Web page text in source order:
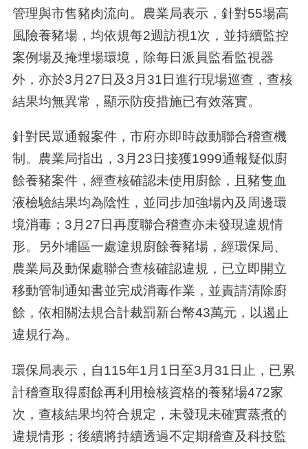
管理與市售豬肉流向。農業局表示，針對55場高
風險養豬場，均依規每2週訪視1次，並持續監控
案例場及掩埋場環境，除每日派員監看監視器
外，亦於3月27日及3月31日進行現場巡查，查核
結果均無異常，顯示防疫措施已有效落實。
針對民眾通報案件，市府亦即時啟動聯合稽查機
制。農業局指出，3月23日接獲1999通報疑似廚
餘養豬案件，經查核確認未使用廚餘，且豬隻血
液檢驗結果均為陰性，並同步加強場內及周邊環
境消毒；3月27日再度聯合稽查亦未發現違規情
形。另外埔區一處違規廚餘養豬場，經環保局、
農業局及動保處聯合查核確認違規，已立即開立
移動管制通知書並完成消毒作業，並責請清除廚
餘，依相關法規合計裁罰新台幣43萬元，以遏止
違規行為。
環保局表示，自115年1月1日至3月31日止，已累
計稽查取得廚餘再利用檢核資格的養豬場472家
次，查核結果均符合規定，未發現未確實蒸煮的
違規情形；後續將持續透過不定期稽查及科技監